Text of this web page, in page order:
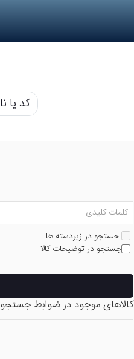
کد
وارد
جستجو در زیردسته ها
جستجو در توضیحات کالا
کالاهای موجود در ضوابط جستجو